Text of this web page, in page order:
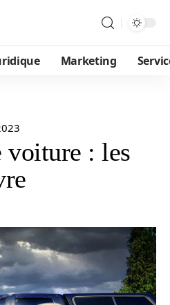
Marketing
voiture : les